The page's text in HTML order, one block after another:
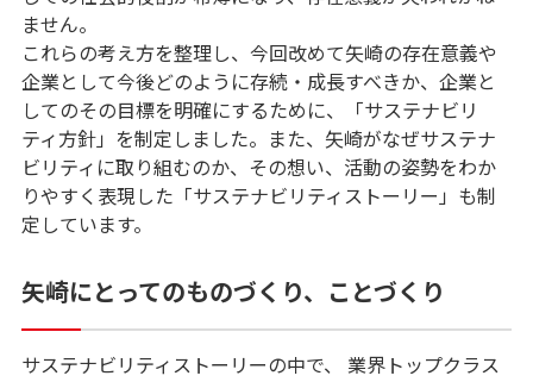
ません。
これらの考え方を整理し、今回改めて矢崎の存在意義や
企業として今後どのように存続・成長すべきか、企業と
してのその目標を明確にするために、「サステナビリ
ティ方針」を制定しました。また、矢崎がなぜサステナ
ビリティに取り組むのか、その想い、活動の姿勢をわか
りやすく表現した「サステナビリティストーリー」も制
定しています。
矢崎にとってのものづくり、ことづくり
サステナビリティストーリーの中で、 業界トップクラス